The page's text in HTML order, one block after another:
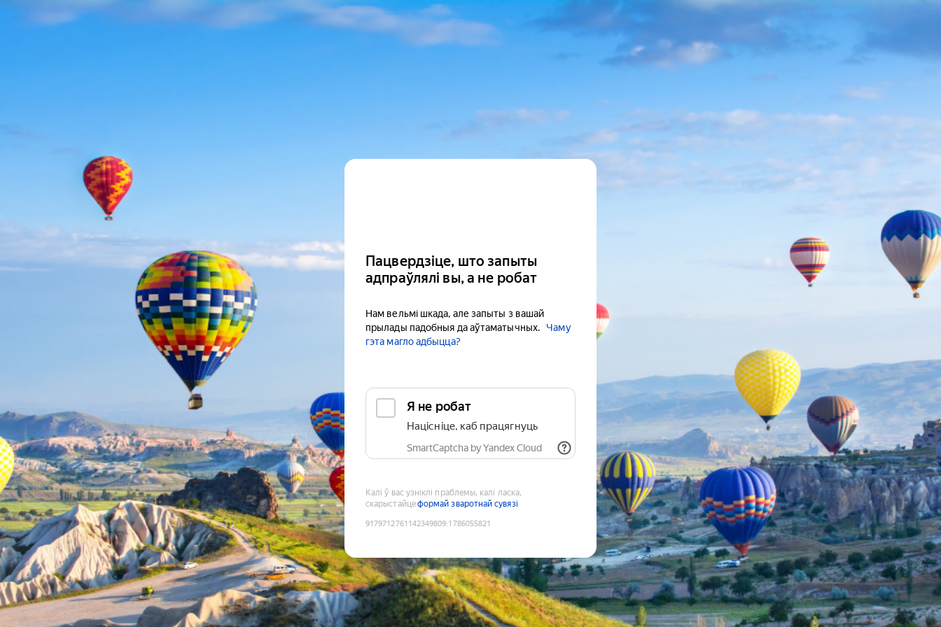
Пацвердзіце, што запыты
адпраўлялі вы, а не робат
Нам вельмі шкада, але запыты з вашай
прылады падобныя да аўтаматычных.
Чаму
гэта магло адбыцца?
Я не робат
Націсніце, каб працягнуць
SmartCaptcha by Yandex Cloud
Калі ў вас узніклі праблемы, калі ласка,
скарыстайцеформай зваротнай сувязі
9179712761142349809:1786055821